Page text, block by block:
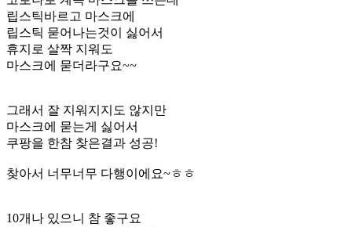
립스틱바르고 마스크에
립스틱 묻어나는것이 싫어서
휴지로 살짝 지워도
마스크에 묻더라구요~~
그래서 잘 지워지지도 않지만
마스크에 묻는게 싫어서
쿠팡을 한참 찾은결과 성공!
찾아서 너무너무 다행이에요~ㅎㅎ
10개나 있으니 참 좋구요